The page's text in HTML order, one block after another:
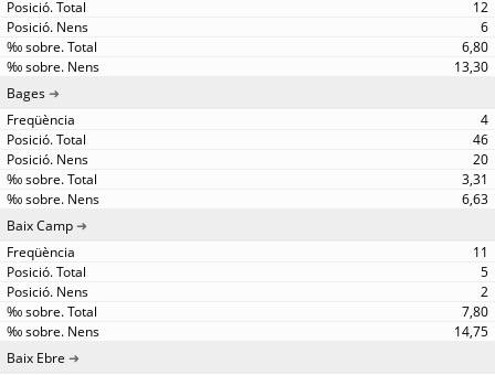
12
6
6,80
13,30
Bages
4
46
20
3,31
6,63
Baix Camp
11
5
2
7,80
14,75
Baix Ebre